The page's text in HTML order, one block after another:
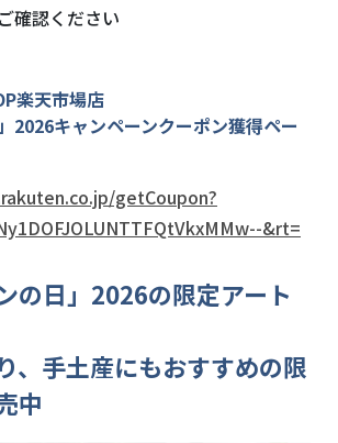
確認ください
楽天市場店
2026キャンペーンクーポン獲得ペー
getCoupon?
&rt=
の日」2026の限定アート
、手土産にもおすすめの限
中